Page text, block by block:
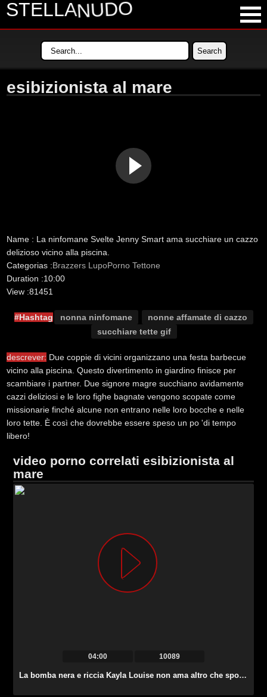
STELLANUDO
LATEST VIDEOS
LONGEST VIDEOS
esibizionista al mare
Name : La ninfomane Svelte Jenny Smart ama succhiare un cazzo
delizioso vicino alla piscina.
Categorias :Brazzers LupoPorno Tettone
Duration :10:00
View :81451
#Hashtag nonna ninfomane
nonne affamate di cazzo
succhiare tette gif
descrever: Due coppie di vicini organizzano una festa barbecue
vicino alla piscina. Questo divertimento in giardino finisce per
scambiare i partner. Due signore magre succhiano avidamente
cazzi deliziosi e le loro fighe bagnate vengono scopate come
missionarie finché alcune non entrano nelle loro bocche e nelle
loro tette. È così che dovrebbe essere speso un po 'di tempo
libero!
video porno correlati esibizionista al
mare
04:00 10089
La bomba nera e riccia Kayla Louise non ama altro che spogliarsi in cam.